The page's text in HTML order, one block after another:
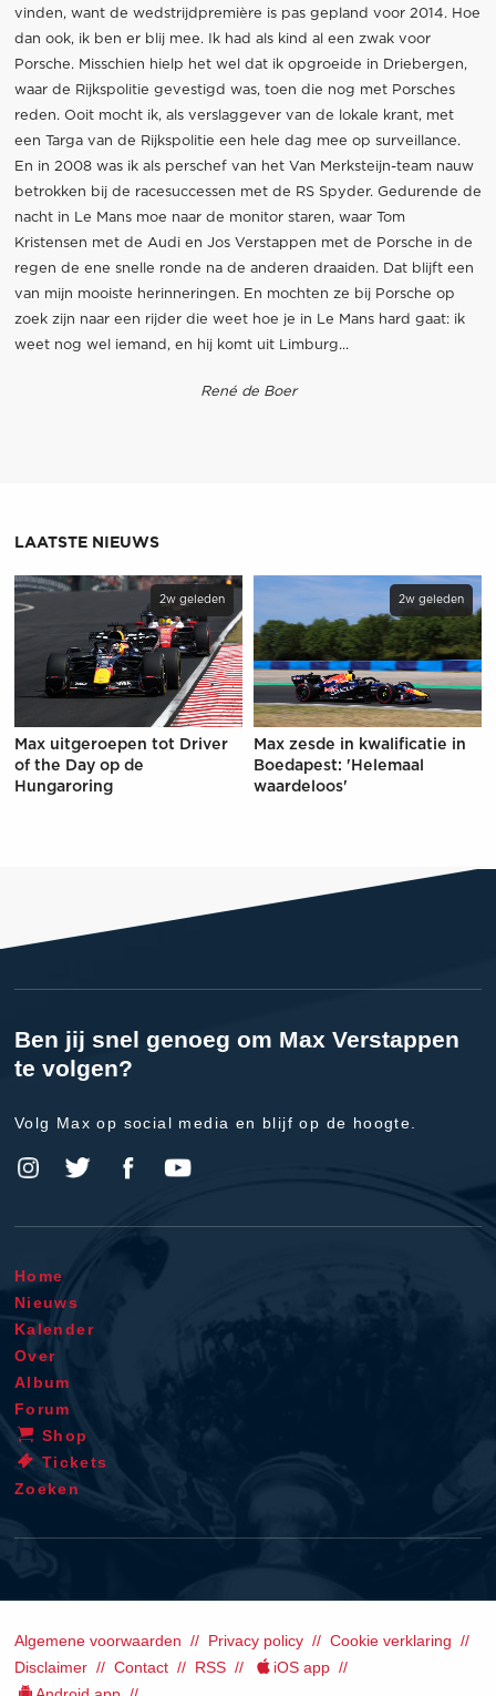
vinden, want de wedstrijdpremière is pas gepland voor 2014. Hoe
dan ook, ik ben er blij mee. Ik had als kind al een zwak voor
Porsche. Misschien hielp het wel dat ik opgroeide in Driebergen,
waar de Rijkspolitie gevestigd was, toen die nog met Porsches
reden. Ooit mocht ik, als verslaggever van de lokale krant, met
een Targa van de Rijkspolitie een hele dag mee op surveillance.
En in 2008 was ik als perschef van het Van Merksteijn-team nauw
betrokken bij de racesuccessen met de RS Spyder. Gedurende de
nacht in Le Mans moe naar de monitor staren, waar Tom
Kristensen met de Audi en Jos Verstappen met de Porsche in de
regen de ene snelle ronde na de anderen draaiden. Dat blijft een
van mijn mooiste herinneringen. En mochten ze bij Porsche op
zoek zijn naar een rijder die weet hoe je in Le Mans hard gaat: ik
weet nog wel iemand, en hij komt uit Limburg...
René de Boer
LAATSTE NIEUWS
2w geleden
Max uitgeroepen tot Driver
of the Day op de
Hungaroring
2w geleden
Max zesde in kwalificatie in
Boedapest: 'Helemaal
waardeloos'
Ben jij snel genoeg om Max Verstappen
te volgen?
Volg Max op social media en blijf op de hoogte.
Home
Nieuws
Kalender
Over
Album
Forum
Shop
Tickets
Zoeken
Algemene voorwaarden Privacy policy
Cookie verklaring
Disclaimer
Contact RSS
iOS app